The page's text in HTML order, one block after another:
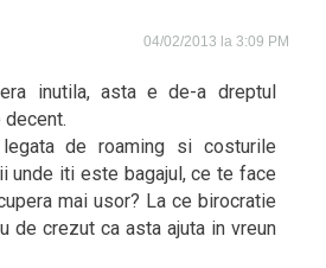
04/02/2013 la 3:09 PM
inutila, asta e de-a dreptul
de roaming si costurile
unde iti este bagajul, ce te face
mai usor? La ce birocratie
de crezut ca asta ajuta in vreun